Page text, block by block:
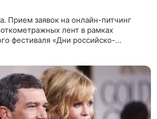
Прием заявок на онлайн-питчинг
лент в рамках
фестиваля «Дни российско-